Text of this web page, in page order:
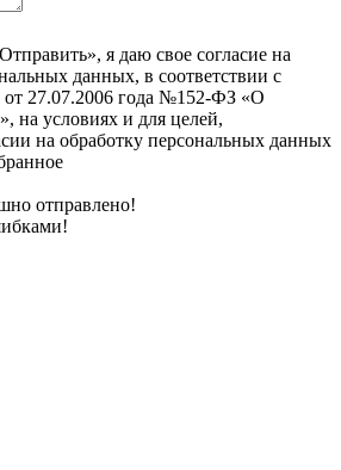
я даю свое согласие на
данных, в соответствии с
27.07.2006 года №152-ФЗ «О
на условиях и для целей,
на обработку персональных данных
отправлено!